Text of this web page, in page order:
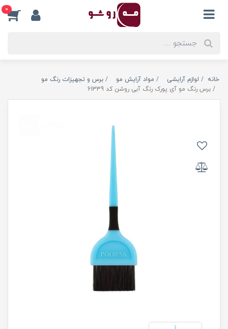
0
خانه لوازم آرایشی مواد آرایش مو
برس و تجهیزات رنگ مو
برس رنگ مو آی پورک رنگ آبی روشن کد 61339